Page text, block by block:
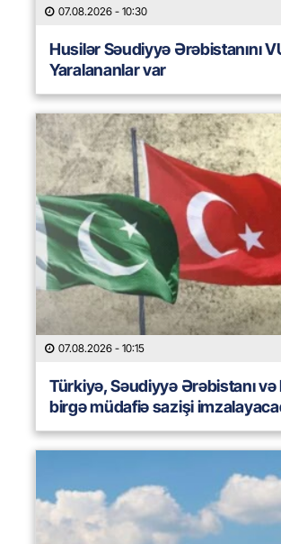
07.08.2026 - 10:30
Husilər Səudiyyə Ərəbistanını
Yaralananlar var
07.08.2026 - 10:15
Türkiyə, Səudiyyə Ərəbistanı və
birgə müdafiə sazişi